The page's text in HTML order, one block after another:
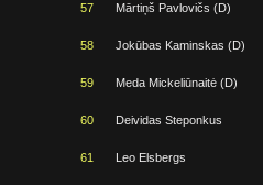
57 Mārtiņš Pavlovičs (D)
58 Jokūbas Kaminskas (D)
59 Meda Mickeliūnaitė (D)
60 Deividas Steponkus
61 Leo Elsbergs